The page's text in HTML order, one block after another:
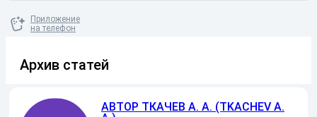
Приложение
на телефон
Архив статей
АВТОР ТКАЧЕВ А. А. (TKACHEV A.